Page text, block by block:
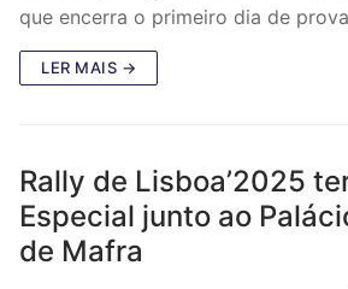
que encerra o primeiro dia de
LER MAIS →
Rally de Lisboa’2025
Especial junto ao
de Mafra